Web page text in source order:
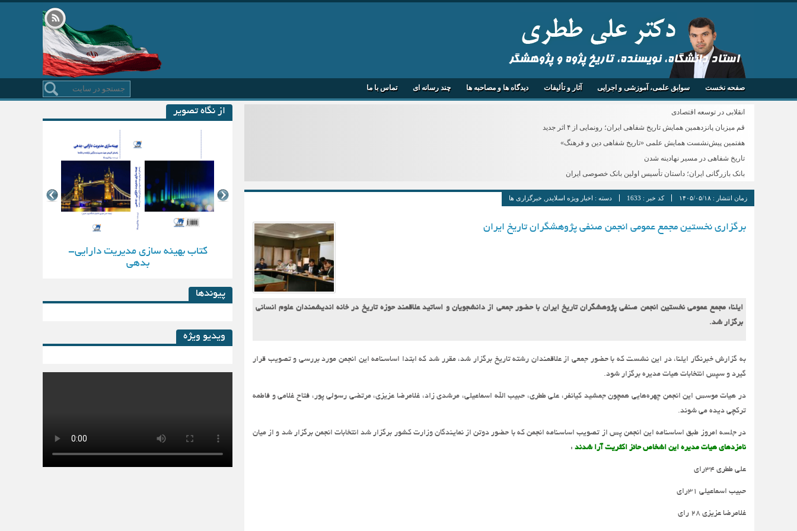
استاد دانشگاه، نویسنده، تاریخ پژوه و پژوهشگر
صفحه نخست سوابق علمی، آموزشی و اجرایی آثار و تألیفات دیدگاه ها و مصاحبه ها چند رسانه ای تماس با ما
انقلابی در توسعه اقتصادی
قم میزبان پانزدهمین همایش تاریخ شفاهی ایران؛ رونمایی از ۴ اثر جدید
هفتمین پیش‌نشست همایش علمی «تاریخ شفاهی دین و فرهنگ»
تاریخ شفاهی در مسیر نهادینه شدن
بانک بازرگانی ایران؛ داستان تأسیس اولین بانک خصوصی ایران
زمان انتشار : ۱۴۰۵/۰۵/۱۸ کد خبر : 1633 دسته : اخبار ویژه اسلایدر خبرگزاری ها
برگزاری نخستین مجمع عمومی انجمن صنفی پژوهشگران تاریخ ایران
ایلنا: مجمع عمومی نخستین انجمن صنفی پژوهشگران تاریخ ایران با حضور جمعی از دانشجویان و اساتید علاقمند حوزه تاریخ در خانه اندیشمندان علوم انسانی
برگزار شد.
به گزارش خبرنگار ایلنا، در این نشست که با حضور جمعی از علاقمندان رشته تاریخ برگزار شد، مقرر شد که ابتدا اساسنامه این انجمن مورد بررسی و تصویب قرار
گیرد و سپس انتخابات هیات مدیره برگزار شود.
در هیات موسس این انجمن چهره‌هایی همچون جمشید کیانفر، علی ططری، حبیب الله اسماعیلی، مرشدی زاد، غلامرضا عزیزی، مرتضی رسولی پور، فتاح غلامی و فاطمه
ترکچی دیده می شوند.
در جلسه امروز طبق اساسنامه این انجمن پس از تصویب اساسنامه انجمن که با حضور دوتن از نمایندگان وزارت کشور برگزار شد انتخابات انجمن برگزار شد و از میان
نامزدهای هیات مدیره این اشخاص حائز اکثریت آرا شدند :
علی ططری ۳۴رای
حبیب اسماعیلی ۳۱رای
غلامرضا عزیزی ۲۸ رای
از نگاه تصویر
کتاب بهینه سازی مدیریت دارایی-
بدهی
پیوندها
ویدیو ویژه